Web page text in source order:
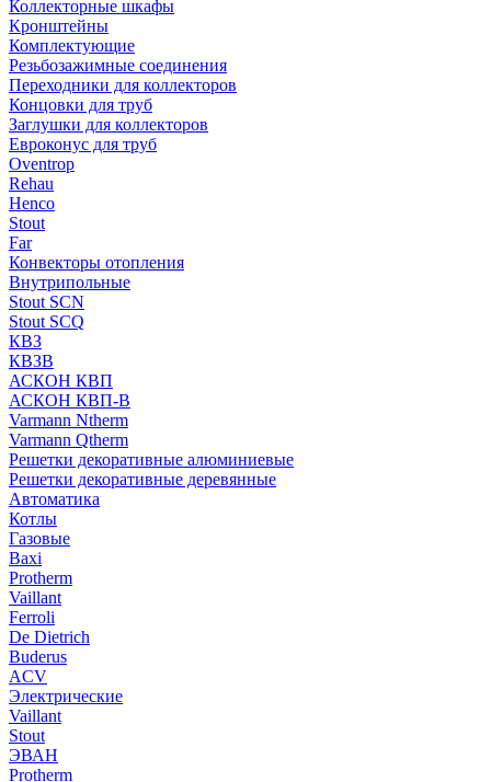
Коллекторные шкафы
Кронштейны
Комплектующие
Резьбозажимные соединения
Переходники для коллекторов
Концовки для труб
Заглушки для коллекторов
Евроконус для труб
Oventrop
Rehau
Henco
Stout
Far
Конвекторы отопления
Внутрипольные
Stout SCN
Stout SCQ
КВЗ
КВЗВ
АСКОН КВП
АСКОН КВП-В
Varmann Ntherm
Varmann Qtherm
Решетки декоративные алюминиевые
Решетки декоративные деревянные
Автоматика
Котлы
Газовые
Baxi
Protherm
Vaillant
Ferroli
De Dietrich
Buderus
ACV
Электрические
Vaillant
Stout
ЭВАН
Protherm